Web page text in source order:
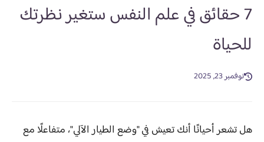
7 حقائق في علم النفس ستغير نظرتك
للحياة
نوفمبر 23, 2025
هل تشعر أحيانًا أنك تعيش في "وضع الطيار الآلي"، متفاعلًا مع